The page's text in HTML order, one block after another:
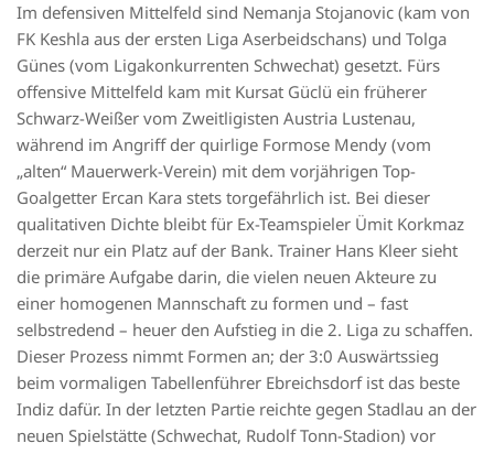
Im defensiven Mittelfeld sind Nemanja Stojanovic (kam von
FK Keshla aus der ersten Liga Aserbeidschans) und Tolga
Günes (vom Ligakonkurrenten Schwechat) gesetzt. Fürs
offensive Mittelfeld kam mit Kursat Güclü ein früherer
Schwarz-Weißer vom Zweitligisten Austria Lustenau,
während im Angriff der quirlige Formose Mendy (vom
„alten“ Mauerwerk-Verein) mit dem vorjährigen Top-
Goalgetter Ercan Kara stets torgefährlich ist. Bei dieser
qualitativen Dichte bleibt für Ex-Teamspieler Ümit Korkmaz
derzeit nur ein Platz auf der Bank. Trainer Hans Kleer sieht
die primäre Aufgabe darin, die vielen neuen Akteure zu
einer homogenen Mannschaft zu formen und – fast
selbstredend – heuer den Aufstieg in die 2. Liga zu schaffen.
Dieser Prozess nimmt Formen an; der 3:0 Auswärtssieg
beim vormaligen Tabellenführer Ebreichsdorf ist das beste
Indiz dafür. In der letzten Partie reichte gegen Stadlau an der
neuen Spielstätte (Schwechat, Rudolf Tonn-Stadion) vor